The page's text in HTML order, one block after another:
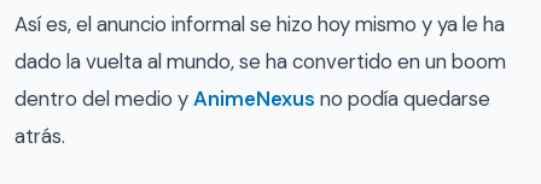
Así es, el anuncio informal se hizo hoy mismo y ya le ha
dado la vuelta al mundo, se ha convertido en un boom
dentro del medio yAnimeNexus no podía quedarse
atrás.